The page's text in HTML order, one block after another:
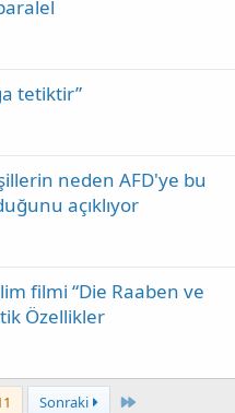
tetiktir”
neden AFD'ye bu
açıklıyor
filmi “Die Raaben ve
Özellikler
Sonraki Last